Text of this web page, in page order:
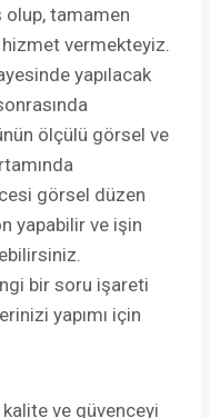
tamamen
vermekteyiz.
yapılacak
ölçülü görsel ve
görsel düzen
yapabilir ve işin
bir soru işareti
yapımı için
ve güvenceyi